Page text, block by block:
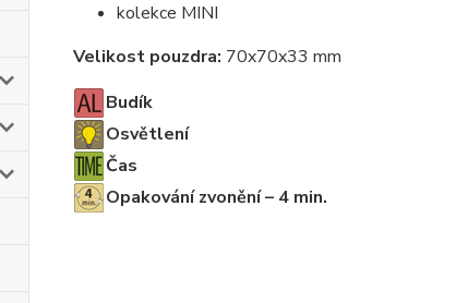
kolekce MINI
Velikost pouzdra: 70x70x33 mm
Budík
Osvětlení
Čas
Opakování zvonění – 4 min.